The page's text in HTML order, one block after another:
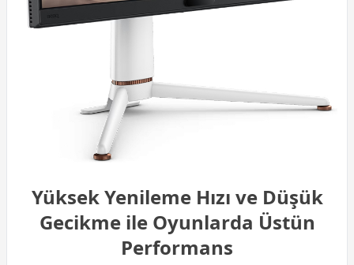
Yüksek Yenileme Hızı ve Düşük
Gecikme ile Oyunlarda Üstün
Performans